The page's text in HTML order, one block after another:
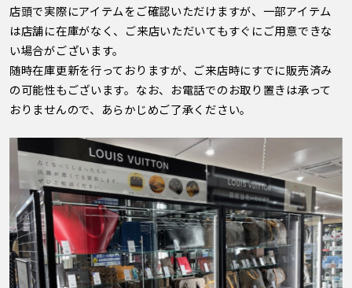
店頭で実際にアイテムをご確認いただけますが、一部アイテム
は店舗に在庫がなく、ご来店いただいてもすぐにご用意できな
い場合がございます。
随時在庫更新を行っておりますが、ご来店時にすでに販売済み
の可能性もございます。なお、お電話でのお取り置きは承って
おりませんので、あらかじめご了承ください。